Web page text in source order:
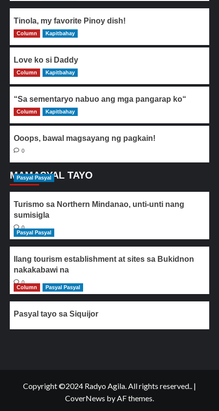
Tinola, my favorite Pinoy dish!
0
Column Kapitbahay
Love ko si Daddy
0
Column Kapitbahay
“Sa sementaryo nabuo ang mga pangarap ko“
0
Column Kapitbahay
Ooops, bawal magsayang ng pagkain!
0
MAMASYAL TAYO
Pasyal Pasyal
Turismo sa Northern Mindanao, unti-unti nang
sumisigla
0
Pasyal Pasyal
Ilang tourism establishment at sites sa Bukidnon
nakakabawi na
0
Column
Pasyal Pasyal
Pasyal tayo sa Siquijor
Copyright ©2024 Radyo Agila. All rights reserved.. |
CoverNews by AF themes.